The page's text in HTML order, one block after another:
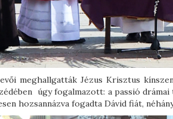
meghallgatták Jézus Krisztus
úgy fogalmazott: a passió
hozsannázva fogadta Dávid fiát,